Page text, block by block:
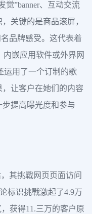
觉”banner、互动交流
关键的是商品滚屏，
品牌感受。这代表着
内嵌应用软件或外界网
运用了一个订制的歌
让客户在她们的内容
提高曝光度和参与
其挑戰网页页面访问
标识挑戰激起了4.9万
获得11.三万的客户原